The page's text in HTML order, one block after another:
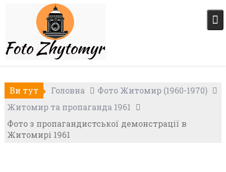
Ви тут Головна
Фото Житомир (1960-1970)
Житомир та пропаганда 1961
Фото з пропагандистської демонстрації в
Житомирі 1961